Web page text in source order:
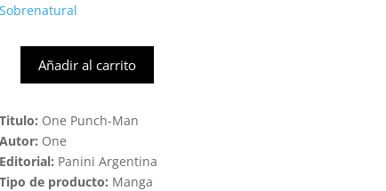
Sobrenatural
Man
#11
(Panini)
cantidad
Añadir al carrito
Titulo: One Punch-Man
Autor: One
Editorial: Panini Argentina
Tipo de producto: Manga